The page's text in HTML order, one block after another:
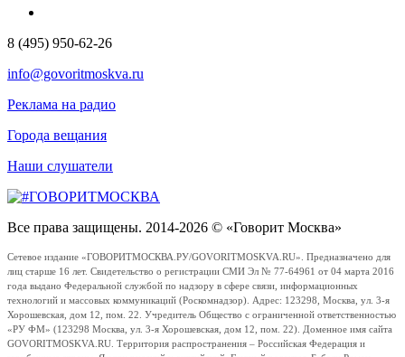
8 (495) 950-62-26
info@govoritmoskva.ru
Реклама на радио
Города вещания
Наши слушатели
Все права защищены. 2014-2026 © «Говорит Москва»
Сетевое издание «ГОВОРИТМОСКВА.РУ/GOVORITMOSKVA.RU». Предназначено для
лиц старше 16 лет. Свидетельство о регистрации СМИ Эл № 77-64961 от 04 марта 2016
года выдано Федеральной службой по надзору в сфере связи, информационных
технологий и массовых коммуникаций (Роскомнадзор). Адрес: 123298, Москва, ул. 3-я
Хорошевская, дом 12, пом. 22. Учредитель Общество с ограниченной ответственностью
«РУ ФМ» (123298 Москва, ул. 3-я Хорошевская, дом 12, пом. 22). Доменное имя сайта
GOVORITMOSKVA.RU. Территория распространения – Российская Федерация и